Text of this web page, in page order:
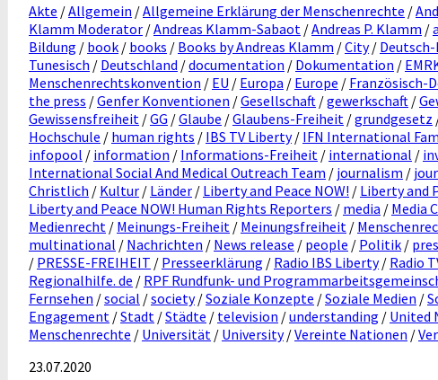
Akte /Allgemein /Allgemeine Erklärung der Menschenrechte /
Klamm Moderator /Andreas Klamm-Sabaot /Andreas P. Klamm /
Bildung / book / books / Books by Andreas Klamm /City/
Tunesisch / Deutschland /documentation / Dokumentation /
Menschenrechtskonvention / EU / Europa / Europe / Französisch-
the press /Genfer Konventionen /Gesellschaft /gewerkschaft /
Gewissensfreiheit /GG /Glaube /Glaubens-Freiheit /grundgesetz
Hochschule / human rights / IBS TV Liberty/ IFN International
infopool / information / Informations-Freiheit / international /
International Social And Medical Outreach Team / journalism /
Christlich / Kultur / Länder / Liberty and Peace NOW! / Liberty and
Liberty and Peace NOW! Human Rights Reporters / media / Media
Medienrecht / Meinungs-Freiheit / Meinungsfreiheit /
multinational / Nachrichten / News release / people / Politik /
/ PRESSE-FREIHEIT / Presseerklärung / Radio IBS Liberty/ Radio
Regionalhilfe. de / RPF Rundfunk- und
Fernsehen /social /society/Soziale Konzepte /Soziale Medien /
Engagement /Stadt /Städte / television /understanding / United
Menschenrechte / Universität / University/Vereinte Nationen /
23.07.2020